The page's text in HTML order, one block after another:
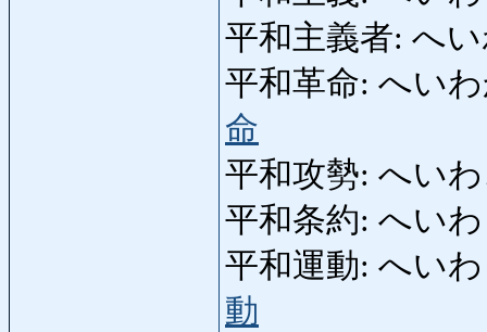
平和主義者: へ
平和革命: へい
命
平和攻勢: へい
平和条約: へい
平和運動: へい
動